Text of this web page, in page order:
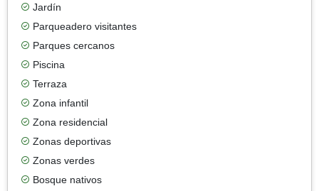
Jardín
Parqueadero visitantes
Parques cercanos
Piscina
Terraza
Zona infantil
Zona residencial
Zonas deportivas
Zonas verdes
Bosque nativos